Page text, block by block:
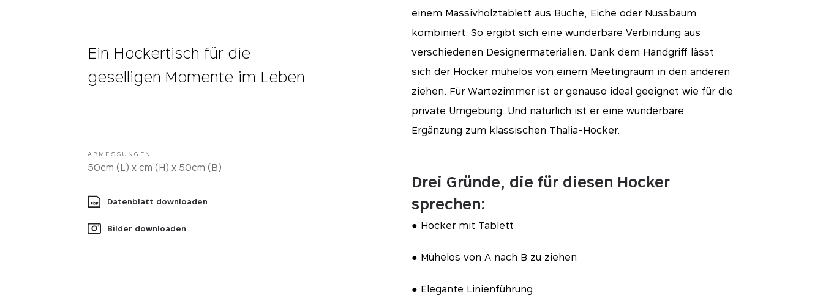
Ein Hockertisch für die
geselligen Momente im Leben
ABMESSUNGEN
50cm (L) x cm (H) x 50cm (B)
Datenblatt downloaden
Bilder downloaden
einem Massivholztablett aus Buche, Eiche oder Nussbaum
kombiniert. So ergibt sich eine wunderbare Verbindung aus
verschiedenen Designermaterialien. Dank dem Handgriff lässt
sich der Hocker mühelos von einem Meetingraum in den anderen
ziehen. Für Wartezimmer ist er genauso ideal geeignet wie für die
private Umgebung. Und natürlich ist er eine wunderbare
Ergänzung zum klassischen Thalia-Hocker.
Drei Gründe, die für diesen Hocker
sprechen:
● Hocker mit Tablett
● Mühelos von A nach B zu ziehen
● Elegante Linienführung